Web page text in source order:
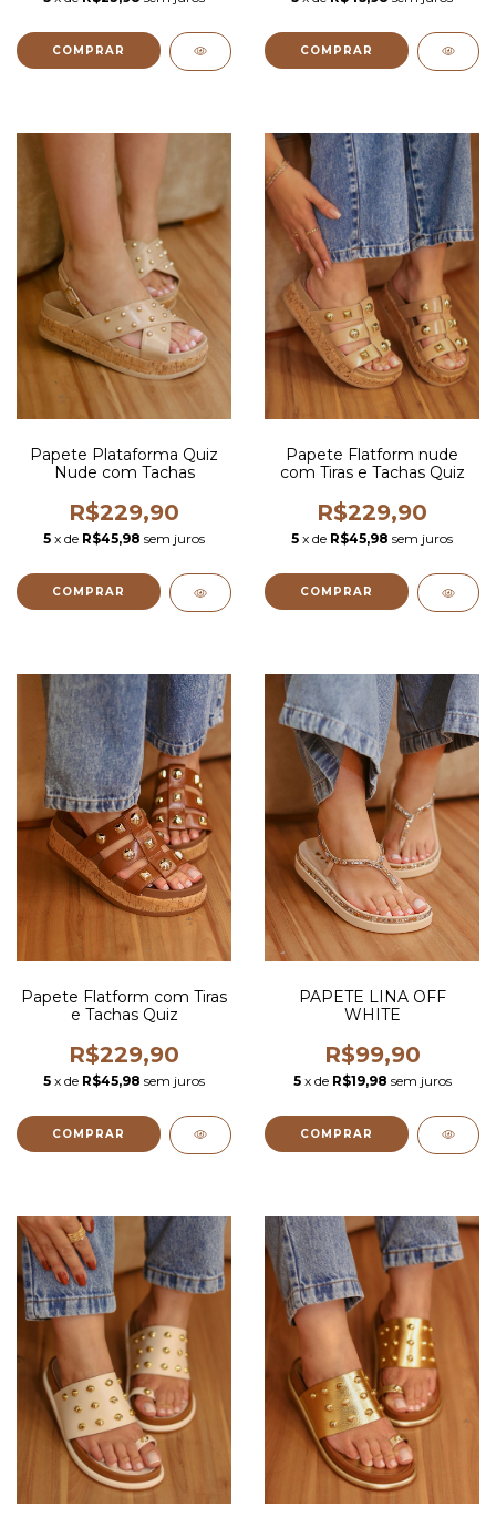
COMPRAR COMPRAR
Papete Plataforma Quiz
Nude com Tachas
R$229,90
5 x de R$45,98 sem juros
COMPRAR
Papete Flatform nude
com Tiras e Tachas Quiz
R$229,90
5 x de R$45,98 sem juros
COMPRAR
Papete Flatform com Tiras
e Tachas Quiz
R$229,90
5 x de R$45,98 sem juros
COMPRAR
PAPETE LINA OFF
WHITE
R$99,90
5 x de R$19,98 sem juros
COMPRAR